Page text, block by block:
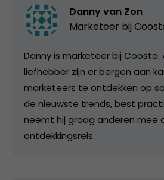
Danny van Zon
Marketeer bij
Danny is marketeer bij Coosto.
liefhebber zijn er bergen aan
marketeers te ontdekken op
de nieuwste trends, best
neemt hij graag anderen mee
ontdekkingsreis.